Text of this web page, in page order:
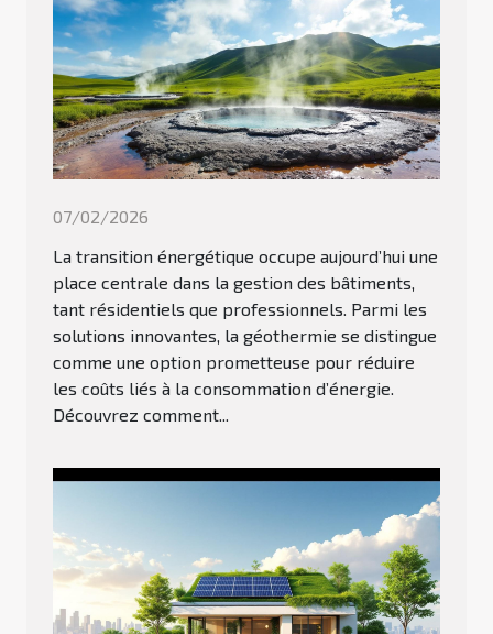
07/02/2026
La transition énergétique occupe aujourd’hui une
place centrale dans la gestion des bâtiments,
tant résidentiels que professionnels. Parmi les
solutions innovantes, la géothermie se distingue
comme une option prometteuse pour réduire
les coûts liés à la consommation d’énergie.
Découvrez comment...